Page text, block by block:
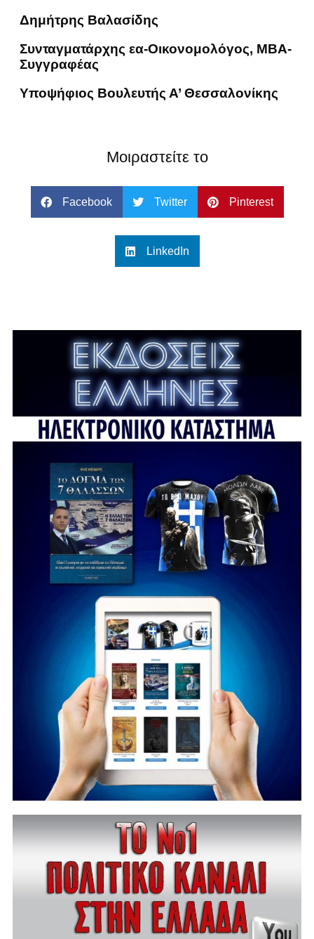
Δημήτρης Βαλασίδης
Συνταγματάρχης εα-Οικονομολόγος, ΜΒΑ-
Συγγραφέας
Υποψήφιος Βουλευτής Α’ Θεσσαλονίκης
Μοιραστείτε το
Facebook Twitter Pinterest
LinkedIn